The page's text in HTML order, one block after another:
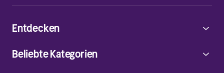
Entdecken
Beliebte Kategorien